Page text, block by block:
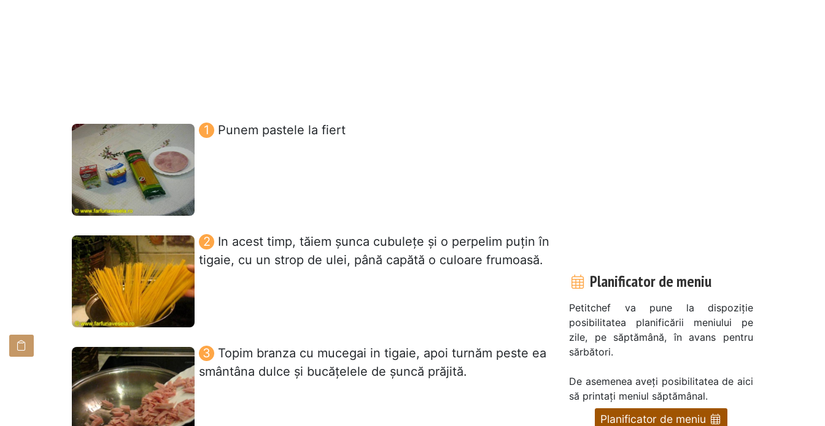
Punem pastele la fiert
In acest timp, tăiem șunca cubulețe și o perpelim puțin în
tigaie, cu un strop de ulei, până capătă o culoare frumoasă.
Topim branza cu mucegai in tigaie, apoi turnăm peste ea
smântâna dulce și bucățelele de șuncă prăjită.
Planificator de meniu
Petitchef va pune la dispoziție
posibilitatea planificării meniului pe
zile, pe săptămână, în avans pentru
sărbători.
De asemenea aveți posibilitatea de aici
să printați meniul săptămânal.
Planificator de meniu